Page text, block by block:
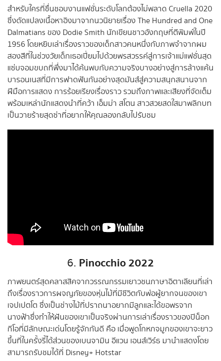
สำหรับใครที่ชื่นชอบงานแฟชั่นระดับโลกต้องไม่พลาด Cruella 2020
ซึ่งดัดแปลงเนื้อหาอิงมาจากนวนิยายเรื่อง The Hundred and One
Dalmatians ของ Dodie Smith นักเขียนชาวอังกฤษที่ตีพิมพ์ในปี
1956 โดยหยิบเล่าเรื่องราวของเด็กสาวคนหนึ่งกับภาพจำจากผม
สองสีที่ในช่วงวัยเด็กเธอเปี่ยมไปด้วยพรสวรรค์สู่การเจ้าแม่แฟชั่นสุด
แซ่บจอมขบถที่พึ่งมาได้ค้นพบกับความจริงบางอย่างสู่การล้างแค้น
บารอนเนสที่มีการฟาดฟันกันอย่างสุดมันส์สู่ความสนุกสนานจาก
ฝีมือการแสดง การร้อยเรียงเรื่องราว รวมถึงภาพและเสียงที่จัดเต็ม
พร้อมเหล่านักแสดงนำที่คว้า เอ็มม่า สโตน สาวสวยสดใสมาพลิกบท
เป็นวายร้ายสุดซ่าที่อยากให้คุณลองกลับไปรับชม
6. Pinocchio 2022
ภาพยนตร์สุดคลาสสิคจากวรรณกรรมเยาวชนภาษาอิตาเลียนที่เล่า
ถึงเรื่องราวการผจญภัยของหุ่นไม้ที่มีชีวิตกับพ่อผู้ยากจนของเขา
เจปเปตโต ซึ่งเป็นช่างไม้ที่ปราถนาอยากมีลูกและได้ขอพรจาก
นางฟ้าซึ่งทำให้ฝันของเขาเป็นจริงผ่านการเล่าเรื่องราวของปิน็อก
กีโอที่มีลักษณะเด่นโดยรู้จักกันดี คือ เมื่อพูดโกหกจมูกของเขาจะยาว
ขึ้นที่ในครั้งรี้ได้ส่วนของเบนจามิน อีแวน เอนส์เวิร์ธ มานำแสดงโดย
สามารถรับชมได้ที่ Disney+ Hotstar